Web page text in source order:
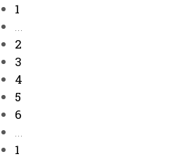
1
...
2
3
4
5
6
...
1